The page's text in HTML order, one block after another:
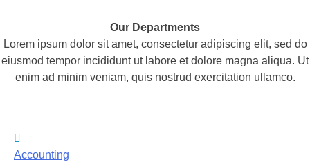
Our Departments
Lorem ipsum dolor sit amet, consectetur adipiscing elit, sed do
eiusmod tempor incididunt ut labore et dolore magna aliqua. Ut
enim ad minim veniam, quis nostrud exercitation ullamco.
Accounting